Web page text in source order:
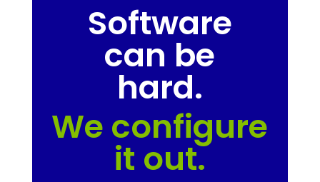
Software
can be
hard.
We configure
it out.